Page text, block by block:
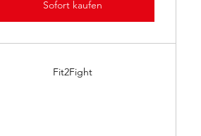
Sofort kaufen
Fit2Fight